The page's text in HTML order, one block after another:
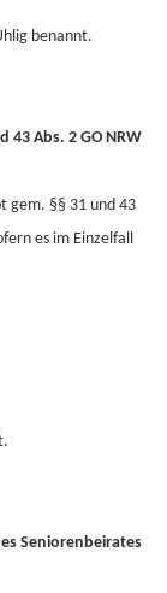
benannt.
Abs. 2 GO NRW
gem. §§ 31 und 43
es im Einzelfall
Seniorenbeirates